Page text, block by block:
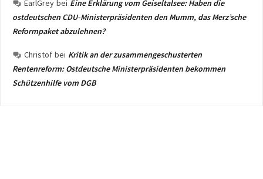
EarlGrey bei Eine Erklärung vom Geiseltalsee: Haben die
ostdeutschen CDU-Ministerpräsidenten den Mumm, das Merz’sche
Reformpaket abzulehnen?
Christof bei Kritik an der zusammengeschusterten
Rentenreform: Ostdeutsche Ministerpräsidenten bekommen
Schützenhilfe vom DGB